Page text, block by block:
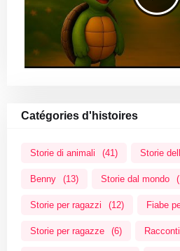
Catégories d'histoires
Storie di animali (41) Storie
Benny (13) Storie dal mondo
Storie per ragazzi (12) Fiabe
Storie per ragazze (6)